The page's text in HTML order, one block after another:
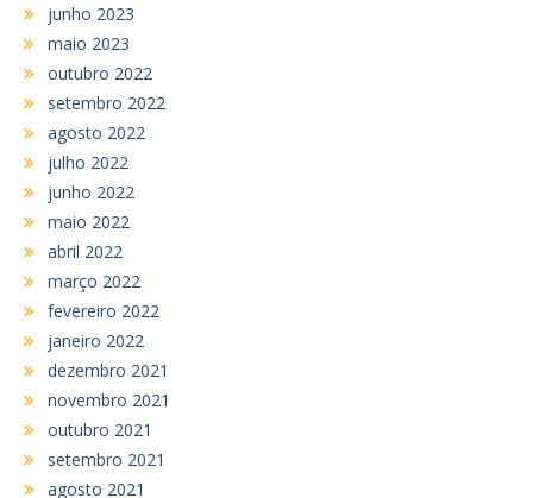
junho 2023
maio 2023
outubro 2022
setembro 2022
agosto 2022
julho 2022
junho 2022
maio 2022
abril 2022
março 2022
fevereiro 2022
janeiro 2022
dezembro 2021
novembro 2021
outubro 2021
setembro 2021
agosto 2021